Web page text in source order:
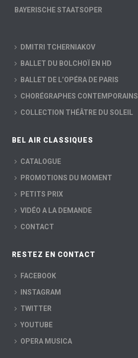
BAYERISCHE STAATSOPER
DMITRI TCHERNIAKOV
BALLET DU BOLCHOÏ EN HD
BALLET DE L’OPÉRA DE PARIS
CHORÉGRAPHES CONTEMPORAINS
COLLECTION THÉÂTRE DU SOLEIL
BEL AIR CLASSIQUES
CATALOGUE
PROMOTIONS DU MOMENT
PETITS PRIX
VIDÉO A LA DEMANDE
CONTACT
RESTEZ EN CONTACT
FACEBOOK
INSTAGRAM
TWITTER
YOUTUBE
OPERA MUSICA